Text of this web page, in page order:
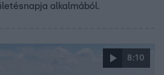
alkalmából.
8:10